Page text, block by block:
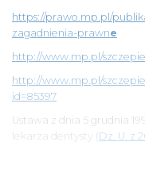
https://prawo.mp.pl/
zagadnienia-prawne
http://www.mp.pl/
http://www.mp.pl/
id=85397
Ustawa z dnia 5 grudnia
lekarza dentysty ( Dz. U. z